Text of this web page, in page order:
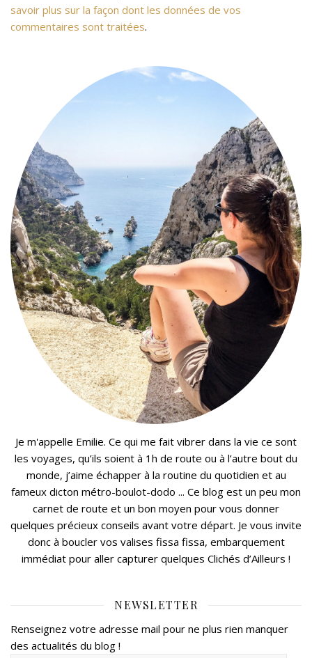
savoir plus sur la façon dont les données de vos
commentaires sont traitées.
Je m'appelle Emilie. Ce qui me fait vibrer dans la vie ce sont
les voyages, qu’ils soient à 1h de route ou à l’autre bout du
monde, j’aime échapper à la routine du quotidien et au
fameux dicton métro-boulot-dodo ... Ce blog est un peu mon
carnet de route et un bon moyen pour vous donner
quelques précieux conseils avant votre départ. Je vous invite
donc à boucler vos valises fissa fissa, embarquement
immédiat pour aller capturer quelques Clichés d’Ailleurs !
NEWSLETTER
Renseignez votre adresse mail pour ne plus rien manquer
des actualités du blog !